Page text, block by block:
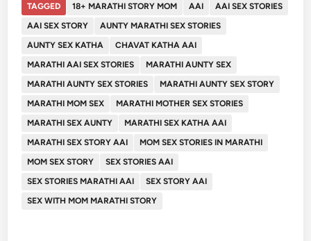
TAGGED 18+ MARATHI STORY MOM AAI
AAI SEX STORIES
AAI SEX STORY
AUNTY MARATHI SEX STORIES
AUNTY SEX KATHA
CHAVAT KATHA AAI
MARATHI AAI SEX STORIES
MARATHI AUNTY SEX
MARATHI AUNTY SEX STORIES
MARATHI AUNTY SEX STORY
MARATHI MOM SEX
MARATHI MOTHER SEX STORIES
MARATHI SEX AUNTY
MARATHI SEX KATHA AAI
MARATHI SEX STORY AAI
MOM SEX STORIES IN MARATHI
MOM SEX STORY
SEX STORIES AAI
SEX STORIES MARATHI AAI
SEX STORY AAI
SEX WITH MOM MARATHI STORY